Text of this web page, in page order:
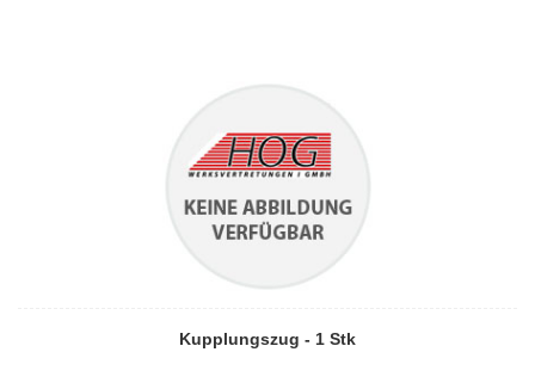
Kupplungszug - 1 Stk